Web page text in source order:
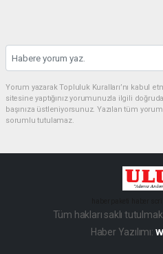
Yorum yazarak Topluluk Kuralları’nı kabul
sitesine yaptığınız yorumunuzla ilgili
başınıza üstleniyorsunuz. Yazılan tüm
sorumlu tutulamaz.
Tüm hakları saklı
Haber Yazılımı: